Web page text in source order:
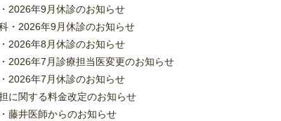
2026年9月休診のお知らせ
・2026年9月休診のお知らせ
2026年8月休診のお知らせ
2026年7月診療担当医変更のお知らせ
2026年7月休診のお知らせ
に関する料金改定のお知らせ
藤井医師からのお知らせ